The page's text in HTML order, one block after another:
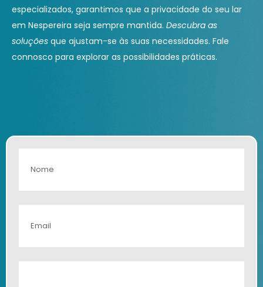
especializados, garantimos que a privacidade do seu lar
em Nespereira seja sempre mantida. Descubra as
soluções que ajustam-se às suas necessidades. Fale
connosco para explorar as possibilidades práticas.